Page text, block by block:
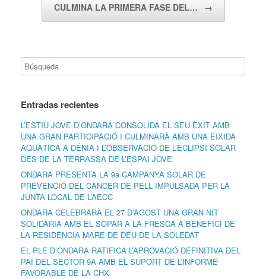
CULMINA LA PRIMERA FASE DEL… →
Entradas recientes
L’ESTIU JOVE D’ONDARA CONSOLIDA EL SEU ÈXIT AMB
UNA GRAN PARTICIPACIÓ I CULMINARÀ AMB UNA EIXIDA
AQUÀTICA A DÉNIA I L’OBSERVACIÓ DE L’ECLIPSI SOLAR
DES DE LA TERRASSA DE L’ESPAI JOVE
ONDARA PRESENTA LA 9a CAMPANYA SOLAR DE
PREVENCIÓ DEL CÀNCER DE PELL IMPULSADA PER LA
JUNTA LOCAL DE L’AECC
ONDARA CELEBRARÀ EL 27 D’AGOST UNA GRAN NIT
SOLIDÀRIA AMB EL SOPAR A LA FRESCA A BENEFICI DE
LA RESIDÈNCIA MARE DE DÉU DE LA SOLEDAT
EL PLE D’ONDARA RATIFICA L’APROVACIÓ DEFINITIVA DEL
PAI DEL SECTOR 9A AMB EL SUPORT DE L’INFORME
FAVORABLE DE LA CHX